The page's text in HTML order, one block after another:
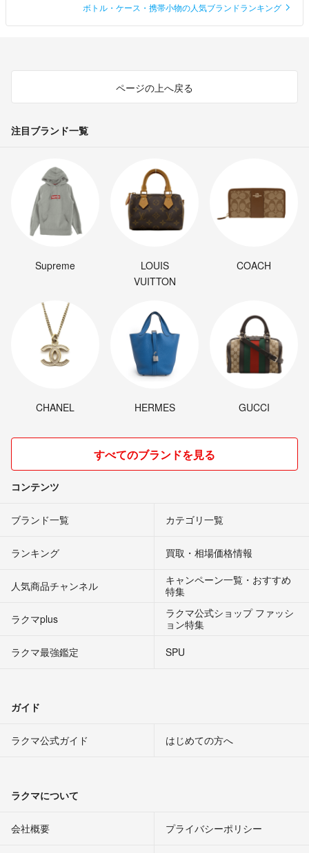
ボトル・ケース・携帯小物の人気ブランドランキング
ページの上へ戻る
注目ブランド一覧
Supreme
LOUIS
VUITTON
COACH
CHANEL HERMES GUCCI
すべてのブランドを見る
コンテンツ
ブランド一覧 カテゴリ一覧
ランキング 買取・相場価格情報
人気商品チャンネル
キャンペーン一覧・おすすめ
特集
ラクマplus
ラクマ公式ショップ ファッシ
ョン特集
ラクマ最強鑑定
SPU
ガイド
ラクマ公式ガイド はじめての方へ
ラクマについて
会社概要 プライバシーポリシー